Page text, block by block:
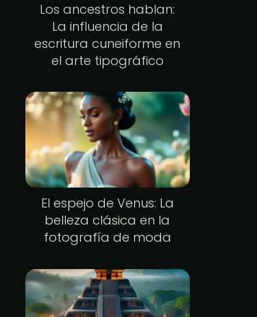
Los ancestros hablan:
La influencia de la
escritura cuneiforme en
el arte tipográfico
El espejo de Venus: La
belleza clásica en la
fotografía de moda